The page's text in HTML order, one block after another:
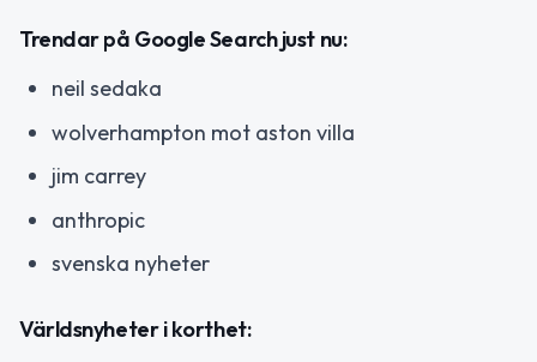
Trendar på Google Search just nu:
neil sedaka
wolverhampton mot aston villa
jim carrey
anthropic
svenska nyheter
Världsnyheter i korthet: